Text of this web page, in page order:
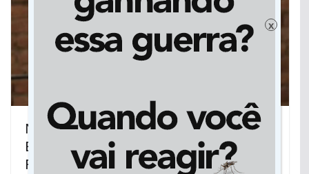
Na Suíça, brasileiro é eleito
Empreendedor Social do Ano pela
Fundação Schwab em Davos
x